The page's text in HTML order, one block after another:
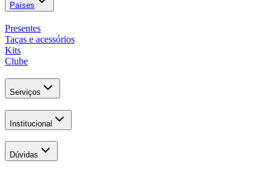
Países
Presentes
Taças e acessórios
Kits
Clube
Serviços
Institucional
Dúvidas